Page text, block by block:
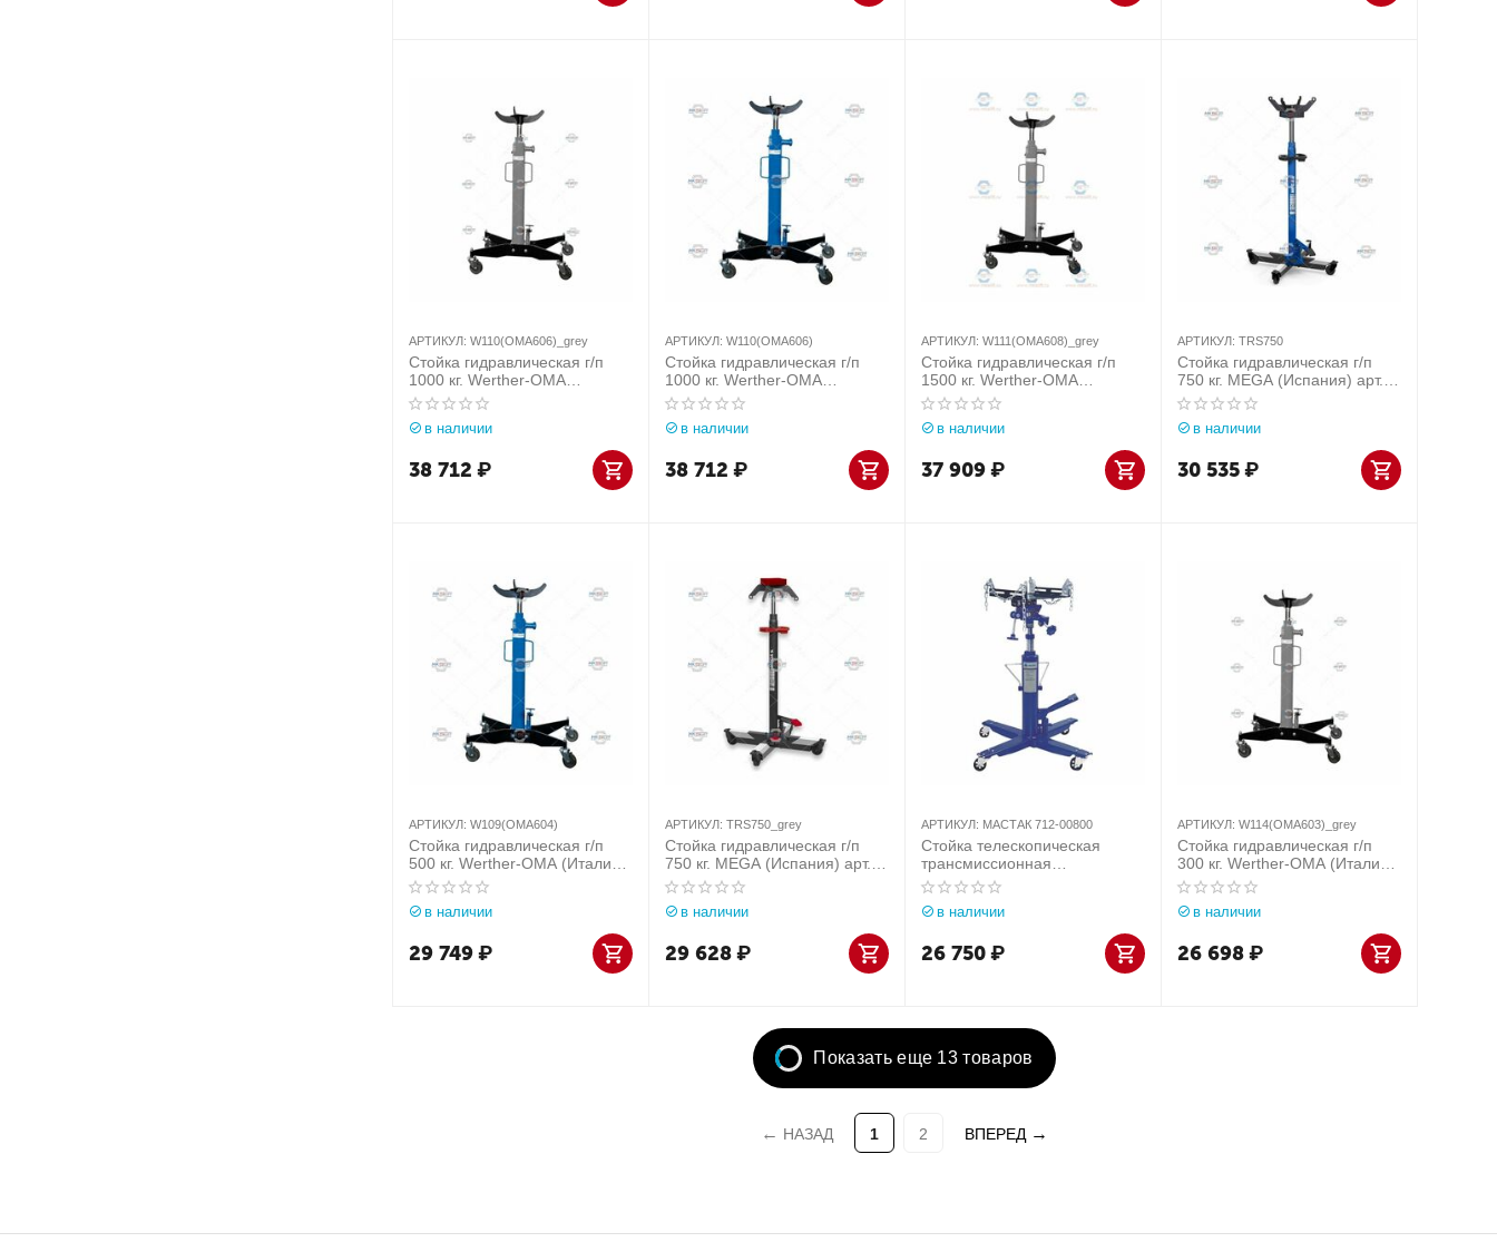
АРТИКУЛ: W110(OMA606)_grey
Стойка гидравлическая г/п
1000 кг. Werther-OMA
(Италия) арт.
W110(OMA606)_grey
в наличии
38 712 ₽
АРТИКУЛ: W110(OMA606)
Стойка гидравлическая г/п
1000 кг. Werther-OMA
(Италия) арт. W110(OMA606)
в наличии
38 712 ₽
АРТИКУЛ: W111(OMA608)_grey
Стойка гидравлическая г/п
1500 кг. Werther-OMA
(Италия) арт.
W111(OMA608)_grey
в наличии
37 909₽
АРТИКУЛ: TRS750
Стойка гидравлическая г/п
750 кг. MEGA (Испания) арт.
TRS750
в наличии
30 535₽
АРТИКУЛ: W109(OMA604)
Стойка гидравлическая г/п
500 кг. Werther-OMA (Италия)
арт. W109(OMA604)
в наличии
29 749₽
АРТИКУЛ: TRS750_grey
Стойка гидравлическая г/п
750 кг. MEGA (Испания) арт.
TRS750_grey
в наличии
29 628₽
АРТИКУЛ: МАСТАК 712-00800
Стойка телескопическая
трансмиссионная
двухступенчатая МАСТАК
712-00800
в наличии
26 750₽
АРТИКУЛ: W114(OMA603)_grey
Стойка гидравлическая г/п
300 кг. Werther-OMA (Италия)
арт. W114(OMA603)_grey
в наличии
26 698₽
Показать еще 13 товаров
НАЗАД 1 2 ВПЕРЕД